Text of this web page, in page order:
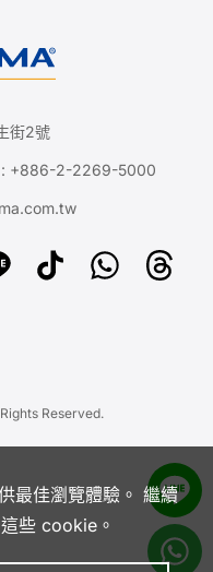
街2號
: +886-2-2269-5000
Reserved.
最佳瀏覽體驗。 繼續
些 cookie。